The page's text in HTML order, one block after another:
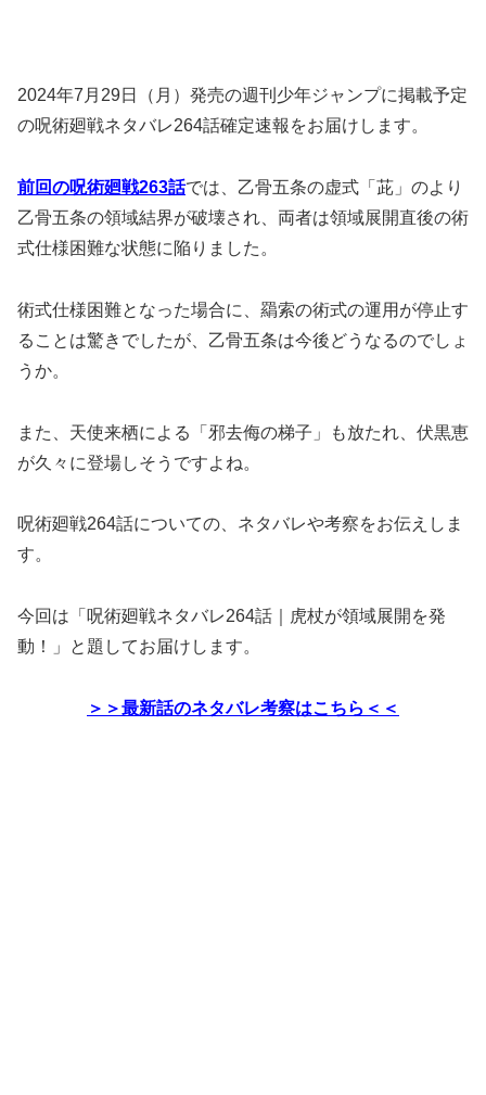
2024年7月29日（月）発売の週刊少年ジャンプに掲載予定
の呪術廻戦ネタバレ264話確定速報をお届けします。
前回の呪術廻戦263話では、乙骨五条の虚式「茈」のより
乙骨五条の領域結界が破壊され、両者は領域展開直後の術
式仕様困難な状態に陥りました。
術式仕様困難となった場合に、羂索の術式の運用が停止す
ることは驚きでしたが、乙骨五条は今後どうなるのでしょ
うか。
また、天使来栖による「邪去侮の梯子」も放たれ、伏黒恵
が久々に登場しそうですよね。
呪術廻戦264話についての、ネタバレや考察をお伝えしま
す。
今回は「呪術廻戦ネタバレ264話｜虎杖が領域展開を発
動！」と題してお届けします。
＞＞最新話のネタバレ考察はこちら＜＜